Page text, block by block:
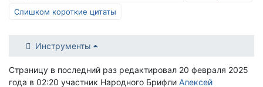
Слишком короткие цитаты
Инструменты
Страницу в последний раз редактировал 20 февраля 2025
года в 02:20 участник Народного Брифли Алексей